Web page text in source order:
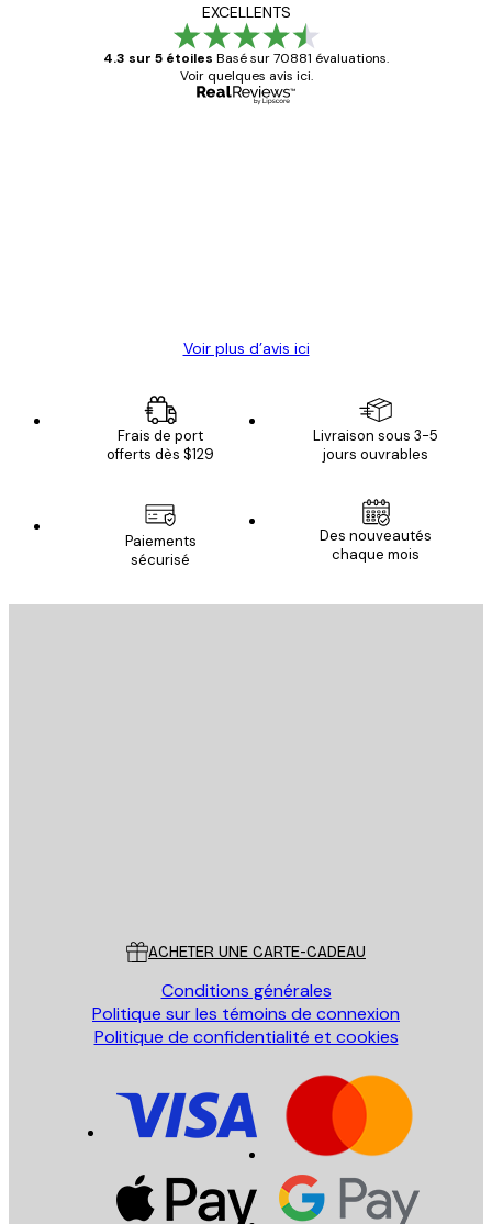
EXCELLENTS
4.3 sur 5 étoiles Basé sur 70881 évaluations.
Voir quelques avis ici.
Voir plus d’avis ici
Frais de port
offerts dès $129
Livraison sous 3-5
jours ouvrables
Paiements
sécurisé
Des nouveautés
chaque mois
ACHETER UNE CARTE-CADEAU
Conditions générales
Politique sur les témoins de connexion
Politique de confidentialité et cookies